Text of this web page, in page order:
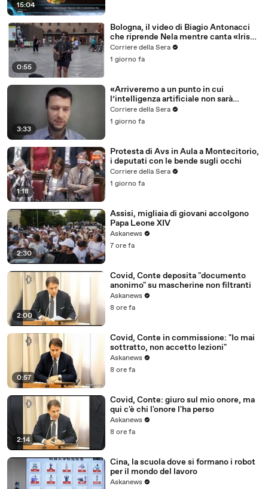
15:04
0:55
Bologna, il video di Biagio Antonacci
che riprende Nela mentre canta «Iris»
in piazza Maggiore
Corriere della Sera
1 giorno fa
3:33
«Arriveremo a un punto in cui
l’intelligenza artificiale non sarà
distinguibile da esperti umani in
qualunque settore»
Corriere della Sera
1 giorno fa
1:18
Protesta di Avs in Aula a Montecitorio,
i deputati con le bende sugli occhi
Corriere della Sera
1 giorno fa
2:30
Assisi, migliaia di giovani accolgono
Papa Leone XIV
Askanews
7 ore fa
2:00
Covid, Conte deposita "documento
anonimo" su mascherine non filtranti
Askanews
8 ore fa
0:57
Covid, Conte in commissione: "Io mai
sottratto, non accetto lezioni"
Askanews
8 ore fa
2:14
Covid, Conte: giuro sul mio onore, ma
qui c'è chi l'onore l'ha perso
Askanews
8 ore fa
Cina, la scuola dove si formano i robot
per il mondo del lavoro
Askanews